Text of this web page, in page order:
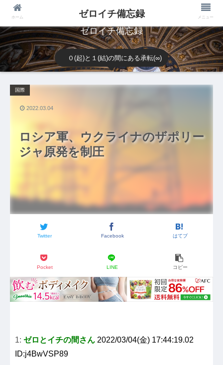
ゼロイチ備忘録
０(起)と１(結)の間にある承転(∞)
ロシア軍、ウクライナのザポリー
ジャ原発を制圧
国際
Twitter Facebook はてブ
Pocket LINE コピー
2022.03.04
1: ゼロとイチの間さん 2022/03/04(金) 17:44:19.02
ID:j4BwVSP89
ホーム ゼロイチ備忘録 メニュー